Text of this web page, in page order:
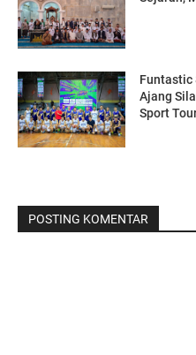
Funtastic
Ajang
Sport
POSTING KOMENTAR